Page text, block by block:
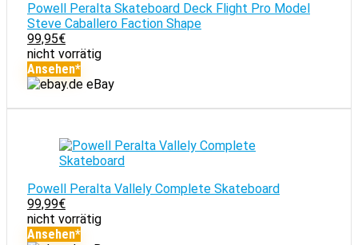
Powell Peralta Skateboard Deck Flight Pro Model
Steve Caballero Faction Shape
99,95€
nicht vorrätig
Ansehen*
eBay
Powell Peralta Vallely Complete Skateboard
99,99€
nicht vorrätig
Ansehen*